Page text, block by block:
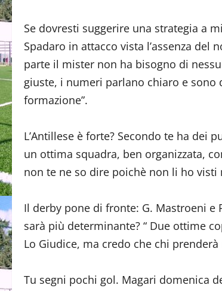
Se dovresti suggerire una strategia a
Spadaro in attacco vista l’assenza del
parte il mister non ha bisogno di
giuste, i numeri parlano chiaro e sono
formazione”.
L’Antillese è forte? Secondo te ha dei
un ottima squadra, ben organizzata,
non te ne so dire poichè non li ho visti
Il derby pone di fronte: G. Mastroeni e
sarà più determinante? “ Due ottime
Lo Giudice, ma credo che chi
Tu segni pochi gol. Magari domenica